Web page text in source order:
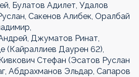
Булатов Адилет, Удалов
Сакенов Алибек, Оралбай
Джуматов Ринат,
(Кайраллиев Даурен 62),
Стефан (Эсатов Руслан
Абдрахманов Эльдар, Сапаров